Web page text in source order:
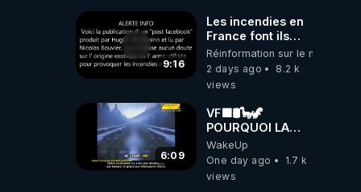
9:16
Les incendies en
France font ils
partie d' un plan
qui aurait débuté
le 11 septembre
Réinformation sur le monde
2 days ago
8.2 k
views
6:09
VF🟩🛢🦕🦖
POURQUOI LA
SCIENCE
OFFICIELLE NE
CONNAÎT-ELLE
WakeUp
One day ago
1.7 k
views